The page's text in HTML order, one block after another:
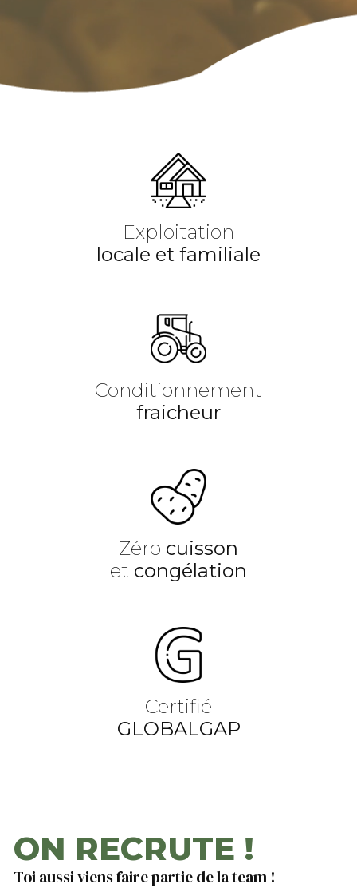
Exploitation
locale et familiale
Conditionnement
fraicheur
Zéro cuisson
et congélation
Certifié
GLOBALGAP
ON RECRUTE !
Toi aussi viens faire partie de la team !